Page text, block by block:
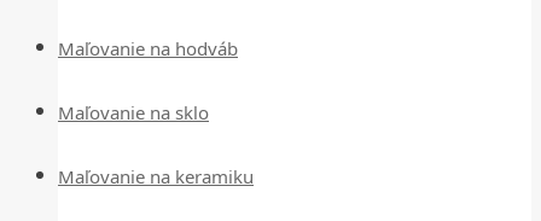
Maľovanie na hodváb
Maľovanie na sklo
Maľovanie na keramiku